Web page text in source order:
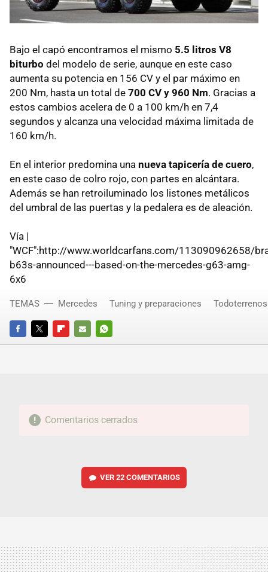
Bajo el capó encontramos el mismo 5.5 litros V8
biturbo del modelo de serie, aunque en este caso
aumenta su potencia en 156 CV y el par máximo en
200 Nm, hasta un total de 700 CV y 960 Nm. Gracias a
estos cambios acelera de 0 a 100 km/h en 7,4
segundos y alcanza una velocidad máxima limitada de
160 km/h.
En el interior predomina una nueva tapicería de cuero,
en este caso de colro rojo, con partes en alcántara.
Además se han retroiluminado los listones metálicos
del umbral de las puertas y la pedalera es de aleación.
Vía |
"WCF":http://www.worldcarfans.com/113090962658/
b63s-announced---based-on-the-mercedes-g63-amg-
6x6
FACEBOOKTWITTERFLIPBOARD
E-
WHATSAPP
TEMAS Mercedes Tuning y preparaciones Todoterrenos
Comentarios cerrados
VER 22 COMENTARIOS